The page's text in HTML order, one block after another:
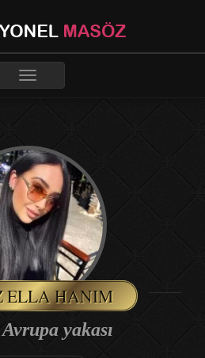
Toggle
ELLA HANIM
Avrupa yakası